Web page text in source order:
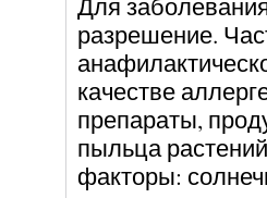
разрешение.
качестве
препараты,
пыльца
факторы: